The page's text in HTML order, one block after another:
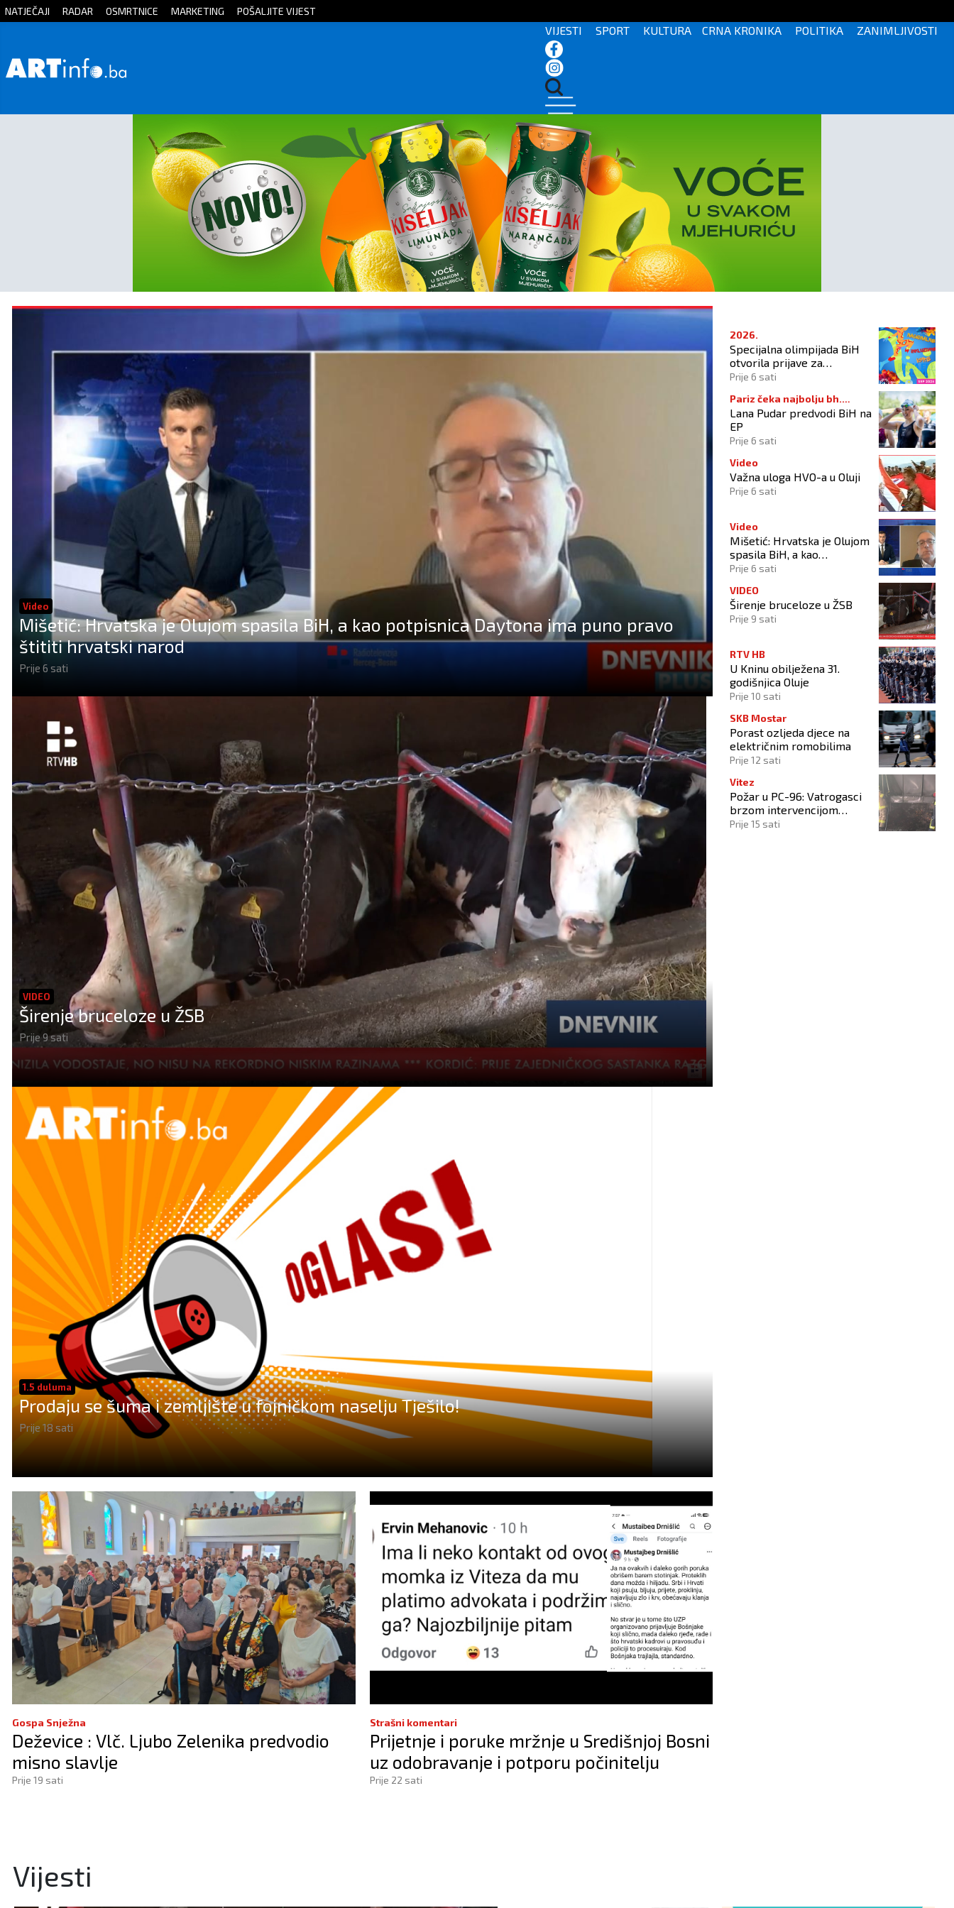
Početna
Zanimljivosti
NATJEČAJI RADAR OSMRTNICE MARKETING POŠALJITE VIJEST
VIJESTI SPORT KULTURA CRNA KRONIKA POLITIKA ZANIMLJIVOSTI
Video
Mišetić: Hrvatska je Olujom spasila BiH, a kao potpisnica Daytona ima puno pravo
štititi hrvatski narod
Prije 6 sati
VIDEO
Širenje bruceloze u ŽSB
Prije 9 sati
1.5 duluma
Prodaju se šuma i zemljište u fojničkom naselju Tješilo!
Prije 18 sati
Gospa Snježna
Deževice : Vlč. Ljubo Zelenika predvodio
misno slavlje
Prije 19 sati
Strašni komentari
Prijetnje i poruke mržnje u Središnjoj Bosni
uz odobravanje i potporu počinitelju
Prije 22 sati
2026.
Specijalna olimpijada BiH
otvorila prijave za
Nacionalne inkluzivne igre
Prije 6 sati
Pariz čeka najbolju bh.
plivačicu
Lana Pudar predvodi BiH na
EP
Prije 6 sati
Video
Važna uloga HVO-a u Oluji
Prije 6 sati
Video
Mišetić: Hrvatska je Olujom
spasila BiH, a kao
potpisnica Daytona ima
narod
Prije 6 sati
VIDEO
Širenje bruceloze u ŽSB
Prije 9 sati
RTV HB
U Kninu obilježena 31.
godišnjica Oluje
Prije 10 sati
SKB Mostar
Porast ozljeda djece na
električnim romobilima
Prije 12 sati
Vitez
Požar u PC-96: Vatrogasci
brzom intervencijom
spriječili širenje vatre na
Prije 15 sati
Vijesti